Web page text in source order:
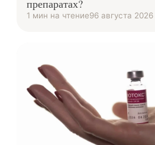
препаратах?
1 мин на чтение96 августа 2026